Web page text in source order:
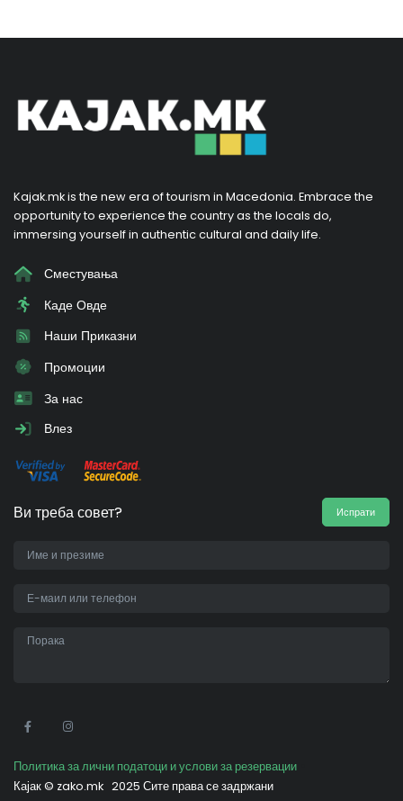
Kajak.mk is the new era of tourism in Macedonia. Embrace the
opportunity to experience the country as the locals do,
immersing yourself in authentic cultural and daily life.
Сместувања
Каде Овде
Наши Приказни
Промоции
За нас
Влез
Ви треба совет? Испрати
Политика за лични податоци и услови за резервации
Кајак © zako.mk 2025 Сите права се задржани